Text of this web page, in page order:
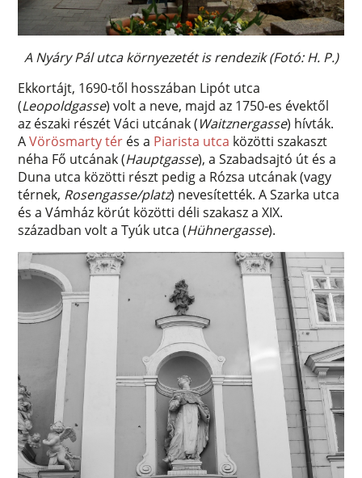
A Nyáry Pál utca környezetét is rendezik (Fotó: H. P.)
Ekkortájt, 1690-től hosszában Lipót utca
(Leopoldgasse) volt a neve, majd az 1750-es évektől
az északi részét Váci utcának (Waitznergasse) hívták.
AVörösmarty tér és a Piarista utca közötti szakaszt
néha Fő utcának (Hauptgasse), a Szabadsajtó út és a
Duna utca közötti részt pedig a Rózsa utcának (vagy
térnek, Rosengasse/platz) nevesítették. A Szarka utca
és a Vámház körút közötti déli szakasz a XIX.
században volt a Tyúk utca (Hühnergasse).